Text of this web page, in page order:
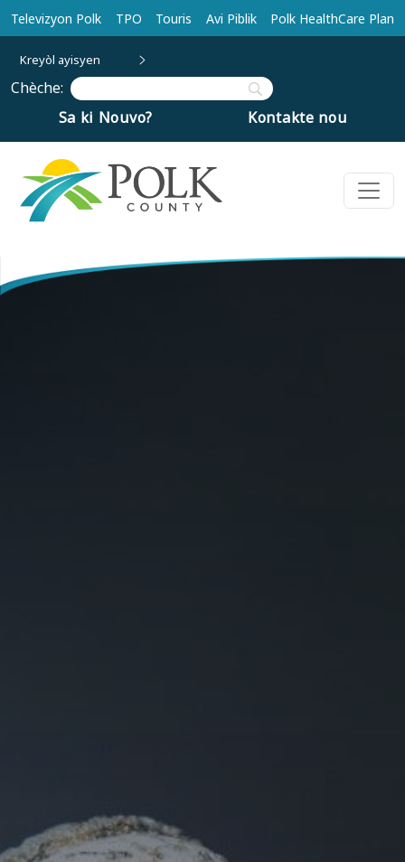
Ale nan kontni prensipal la
Televizyon Polk TPO Touris Avi Piblik Polk HealthCare Plan
Kreyòl ayisyen
Chèche:
Sa ki Nouvo?
Kontakte nou